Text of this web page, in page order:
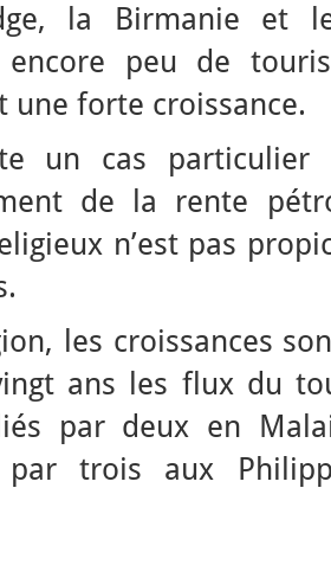
la Birmanie et
encore peu de
une forte croissance.
un cas
de la rente
n’est pas
les croissances
ans les flux du
par deux en
par trois aux